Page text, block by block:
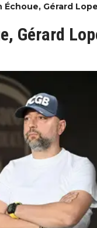
Échoue, Gérard
Gérard